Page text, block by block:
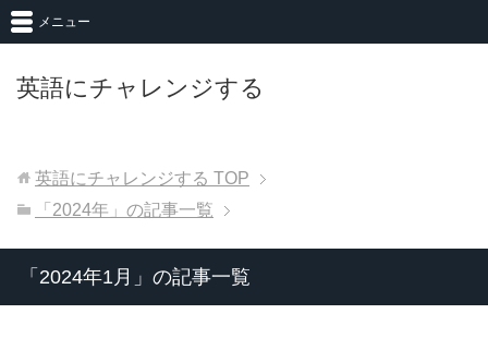
英語にチャレンジする
メニュー
英語にチャレンジする TOP
「2024年」の記事一覧
「2024年1月」の記事一覧